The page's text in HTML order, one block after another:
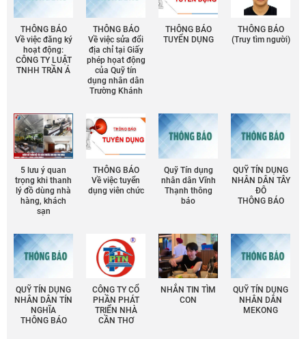
THÔNG BÁO
Về việc đăng ký
hoạt động:
CÔNG TY LUẬT
TNHH TRẦN Á
THÔNG BÁO
Về việc sửa đổi
địa chỉ tại Giấy
phép họat động
của Quỹ tín
dụng nhân dân
Trường Khánh
THÔNG BÁO
TUYỂN DỤNG
THÔNG BÁO
(Truy tìm người)
5 lưu ý quan
trọng khi thanh
lý đồ dùng nhà
hàng, khách
sạn
THÔNG BÁO
Về việc tuyển
dụng viên chức
Quỹ Tín dụng
nhân dân Vĩnh
Thạnh thông
báo
QUỸ TÍN DỤNG
NHÂN DÂN TÂY
ĐÔ
THÔNG BÁO
QUỸ TÍN DỤNG
NHÂN DÂN TÍN
NGHĨA
THÔNG BÁO
CÔNG TY CỔ
PHẦN PHÁT
TRIỂN NHÀ
CẦN THƠ
NHẮN TIN TÌM
CON
QUỸ TÍN DỤNG
NHÂN DÂN
MEKONG